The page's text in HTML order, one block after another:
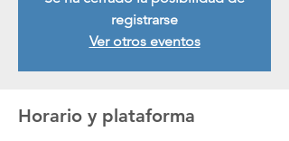
registrarse
Ver otros eventos
Horario y plataforma